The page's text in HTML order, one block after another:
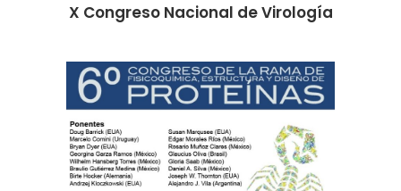
X Congreso Nacional de Virología